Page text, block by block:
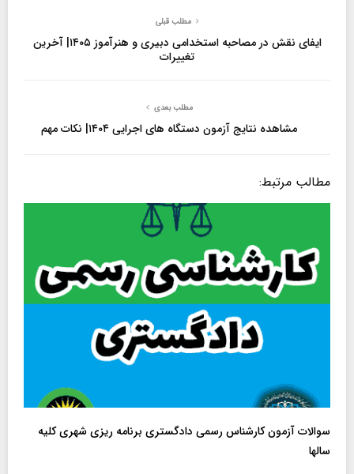
مطلب قبلی
ایفای نقش در مصاحبه استخدامی دبیری و هنرآموز ۱۴۰۵| آخرین
تغییرات
مطلب بعدی
مشاهده نتایج آزمون دستگاه های اجرایی ۱۴۰۴| نکات مهم
مطالب مرتبط:
سوالات آزمون کارشناس رسمی دادگستری برنامه ریزی شهری کلیه
سالها